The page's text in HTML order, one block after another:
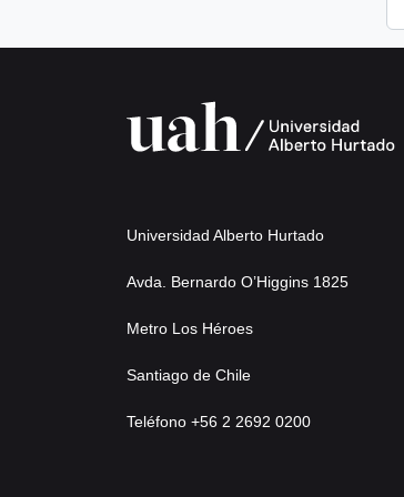
Universidad Alberto Hurtado
Avda. Bernardo O’Higgins 1825
Metro Los Héroes
Santiago de Chile
Teléfono +56 2 2692 0200